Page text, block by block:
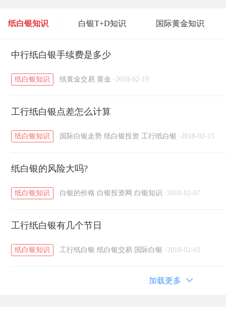
纸白银知识 白银T+D知识 国际黄金知识
黄金T+D知识 / 粤贵银知识
中行纸白银手续费是多少
纸白银知识 纸黄金交易 黄金 · 2018-02-19
工行纸白银点差怎么计算
纸白银知识 国际白银走势 纸白银投资 工行纸白银 · 2018-02-15
纸白银的风险大吗?
纸白银知识 白银的价格 白银投资网 白银知识 · 2018-02-07
工行纸白银有几个节日
纸白银知识 工行纸白银 纸白银交易 国际白银 · 2018-02-02
加载更多